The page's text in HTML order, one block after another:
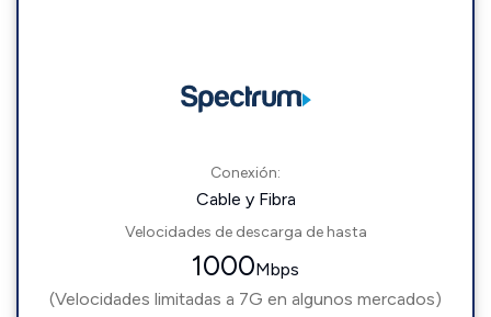
Conexión:
Cable y Fibra
Velocidades de descarga de hasta
1000Mbps
(Velocidades limitadas a 7G en algunos mercados)